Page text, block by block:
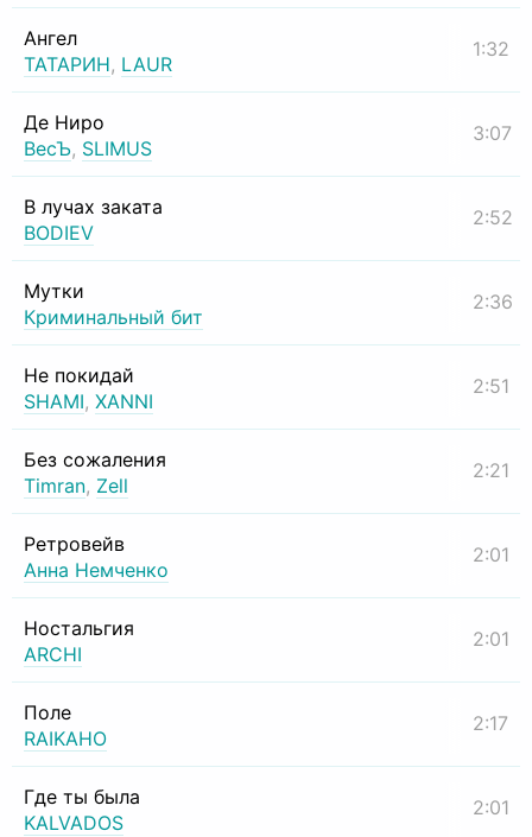
Ангел
ТАТАРИН, LAUR
1:32
Де Ниро
ВесЪ, SLIMUS
3:07
В лучах заката
BODIEV
2:52
Мутки
Криминальный бит
2:36
Не покидай
SHAMI, XANNI
2:51
Без сожаления
Timran, Zell
2:21
Ретровейв
Анна Немченко
2:01
Ностальгия
ARCHI
2:01
Поле
RAIKAHO
2:17
Где ты была
KALVADOS
2:01